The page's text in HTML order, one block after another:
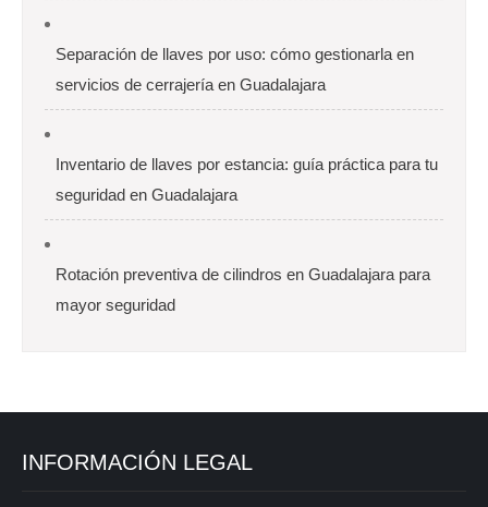
Separación de llaves por uso: cómo gestionarla en
servicios de cerrajería en Guadalajara
Inventario de llaves por estancia: guía práctica para tu
seguridad en Guadalajara
Rotación preventiva de cilindros en Guadalajara para
mayor seguridad
INFORMACIÓN LEGAL